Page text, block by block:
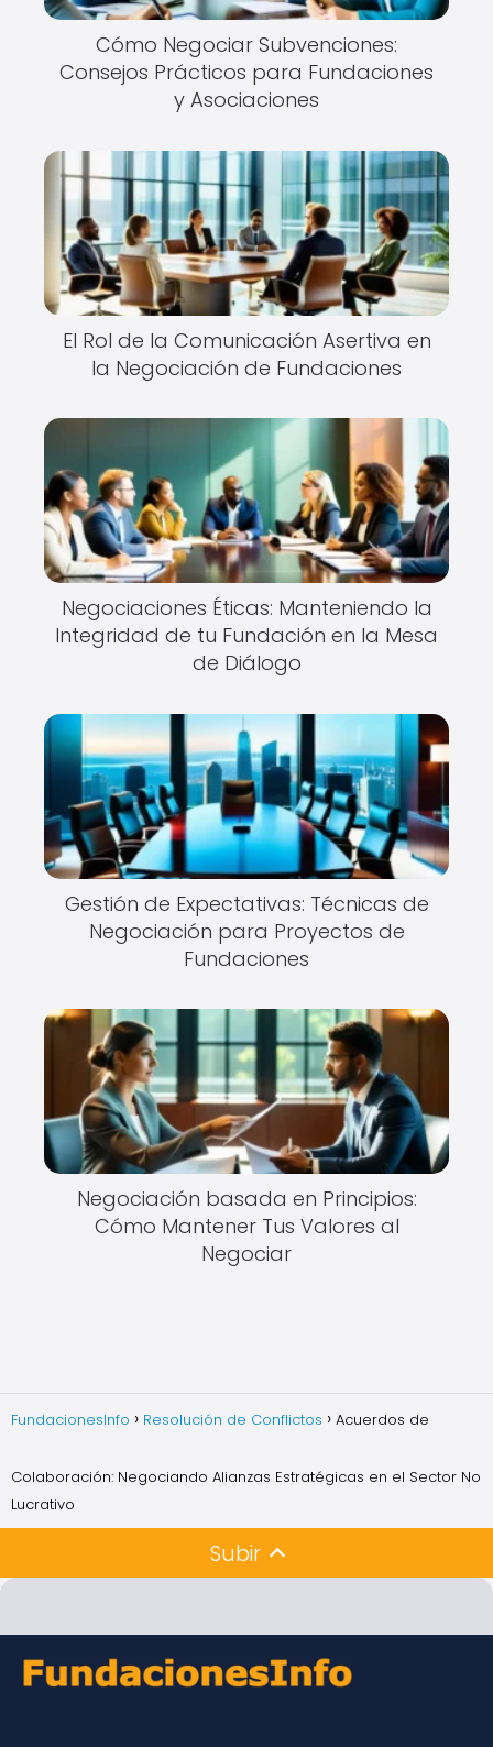
Cómo Negociar Subvenciones:
Consejos Prácticos para Fundaciones
y Asociaciones
El Rol de la Comunicación Asertiva en
la Negociación de Fundaciones
Negociaciones Éticas: Manteniendo la
Integridad de tu Fundación en la Mesa
de Diálogo
Gestión de Expectativas: Técnicas de
Negociación para Proyectos de
Fundaciones
Negociación basada en Principios:
Cómo Mantener Tus Valores al
Negociar
FundacionesInfo Resolución de Conflictos Acuerdos de
Colaboración: Negociando Alianzas Estratégicas en el Sector No
Lucrativo
Subir